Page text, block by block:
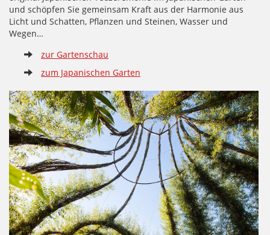
und schöpfen Sie gemeinsam Kraft aus der Harmonie aus
Licht und Schatten, Pflanzen und Steinen, Wasser und
Wegen…
zur Gartenschau
zum Japanischen Garten